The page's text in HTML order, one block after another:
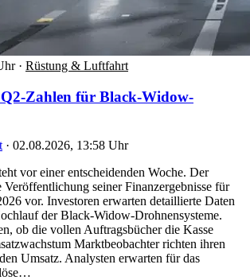
· Rüstung & Luftfahrt
Zahlen für Black-Widow-
· 02.08.2026, 13:58 Uhr
vor einer entscheidenden Woche. Der
seiner Finanzergebnisse für
vor. Investoren erwarten detaillierte Daten
der Black-Widow-Drohnensysteme.
ob die vollen Auftragsbücher die Kasse
Marktbeobachter richten ihren
Umsatz. Analysten erwarten für das